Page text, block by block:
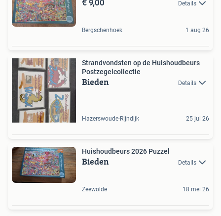
Details
Bergschenhoek 1 aug 26
Strandvondsten op de Huishoudbeurs
Postzegelcollectie
Bieden Details
Hazerswoude-Rijndijk 25 jul 26
Huishoudbeurs 2026 Puzzel
Bieden Details
Zeewolde 18 mei 26